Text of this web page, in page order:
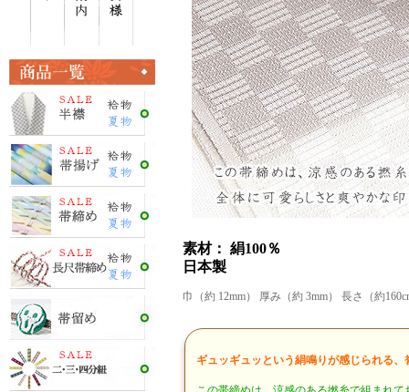
素材： 絹100％
日本製
巾（約 12mm） 厚み（約 3mm） 長さ（約
ギュッギュッという絹鳴りが感じられる、